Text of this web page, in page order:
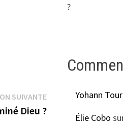
SUIVANTEPublication
suivante :
Dieu ?
?
Yohann
Élie Cobo